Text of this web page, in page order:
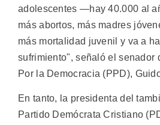
adolescentes —hay 40.000 al
más abortos, más madres
más mortalidad juvenil y va a
sufrimiento", señaló el senador
Por la Democracia (PPD),
En tanto, la presidenta del
Partido Demócrata Cristiano